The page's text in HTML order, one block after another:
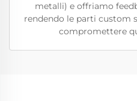
metalli) e offriamo
rendendo le parti custom
compromettere